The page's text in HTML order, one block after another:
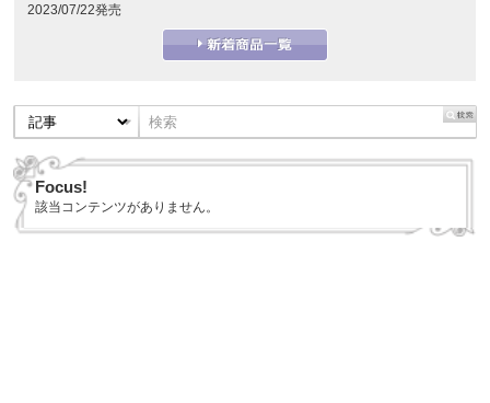
2023/07/22発売
Focus!
該当コンテンツがありません。